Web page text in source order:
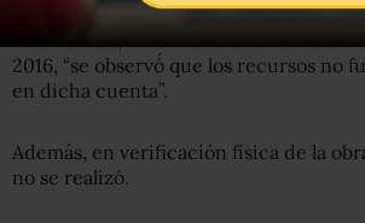
Sin embargo, en el cotejo de los
fideicomiso, del 31 de enero de 2013 al
2016, “se observó́ que los recursos no
en dicha cuenta”.
Además, en verificación física de la
no se realizó.